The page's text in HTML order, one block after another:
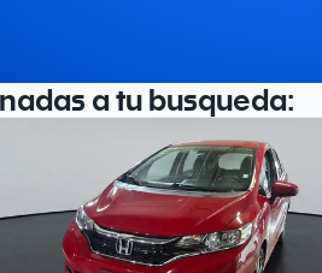
a tu busqueda: